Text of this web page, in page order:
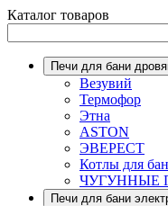
Каталог товаров
Печи для бани
Везувий
Термофор
Этна
ASTON
ЭВЕРЕСТ
Котлы для
ЧУГУННЫЕ
Печи для бани